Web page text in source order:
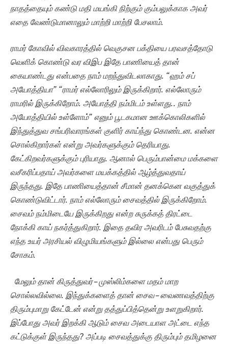
நாதத்தையும் கண்டு மதி மயங்கி நிற்கும் கும்பலுக்காக அவர்
எதை வேண்டுமானாலும் மாற்றி மாற்றி பேசலாம்.
ராமர் கோவில் விவகாரத்தில் வெகுசன பக்தியை பரவசத்தோடு
வெளிக் கொண்டு வர விஇப இதே பாணியைத் தான்
கையாண்டது என்பதை நாம் மறந்துவிடலாகாது. “ஹம் சப்
அயோத்தியா” “ராமர் எல்லோரிலும் இருக்கிறார். எல்லோரும்
ராமரில் இருக்கிறோம். அயோத்தி நம்மிடம் உள்ளது.. நாம்
அயோத்தியில் உள்ளோம்” எனும் பூடகமான ஊக்கொலிகளில்
இந்துத்துவ சங்பரிவாரங்கள் குளிர் காய்ந்து கொண்டன. என்ன
சொல்கிறார்கள் என்று அவர்களுக்கும் தெரியாது.
கேட்கிறவர்களுக்கும் புரியாது. ஆனால் பெரும்பான்மை மக்களை
வசீகரிப்பதாய் அவர்களை மயக்கத்தில் ஆழ்த்துவதாய்
இருந்தது. இதே பாணியைத்தான் சீமான் தனக்கென வகுத்துக்
கொண்டுவிட்டார். நாம் எல்லோரும் சைவத்தில் இருக்கிறோம்.
சைவம் நம்மிடையே இருக்கிறது என்ற சுருக்கத் திரட்டை
நோக்கி காய் நகர்த்துகிறார். இதை தவிர அவரிடம் பேசுவதற்கு
எந்த உயர் அரசியல் விழுமியங்களும் இல்லை என்பது பெரும்
சோகம்.
மேலும் தான் கிருத்துவர் – முஸ்லிம்களை மதம் மாற
சொல்லவில்லை. இந்துக்களைத் தான் சைவ – வைணவத்திற்கு
திரும்புமாறு கேட்டேன் என்று தத்துப்பித்தென்று உளறுகிறார்.
இப்போது அவர் இறக்கி ஆடும் சைவ அடையாள அட்டை எந்த
கட்டுக்குள் இருந்தது? அப்படி சைவத்துக்கு திரும்பும் தமிழனை